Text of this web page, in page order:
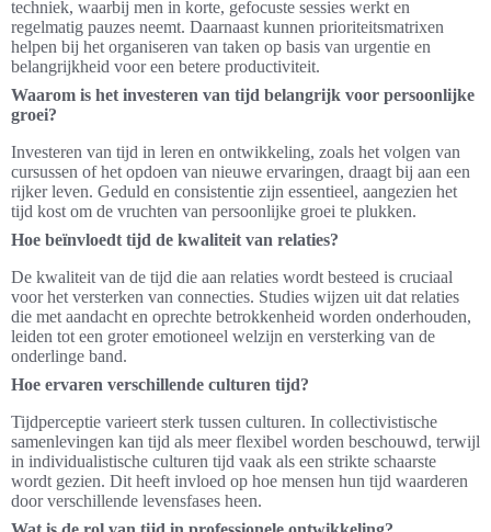
techniek, waarbij men in korte, gefocuste sessies werkt en
regelmatig pauzes neemt. Daarnaast kunnen prioriteitsmatrixen
helpen bij het organiseren van taken op basis van urgentie en
belangrijkheid voor een betere productiviteit.
Waarom is het investeren van tijd belangrijk voor persoonlijke
groei?
Investeren van tijd in leren en ontwikkeling, zoals het volgen van
cursussen of het opdoen van nieuwe ervaringen, draagt bij aan een
rijker leven. Geduld en consistentie zijn essentieel, aangezien het
tijd kost om de vruchten van persoonlijke groei te plukken.
Hoe beïnvloedt tijd de kwaliteit van relaties?
De kwaliteit van de tijd die aan relaties wordt besteed is cruciaal
voor het versterken van connecties. Studies wijzen uit dat relaties
die met aandacht en oprechte betrokkenheid worden onderhouden,
leiden tot een groter emotioneel welzijn en versterking van de
onderlinge band.
Hoe ervaren verschillende culturen tijd?
Tijdperceptie varieert sterk tussen culturen. In collectivistische
samenlevingen kan tijd als meer flexibel worden beschouwd, terwijl
in individualistische culturen tijd vaak als een strikte schaarste
wordt gezien. Dit heeft invloed op hoe mensen hun tijd waarderen
door verschillende levensfases heen.